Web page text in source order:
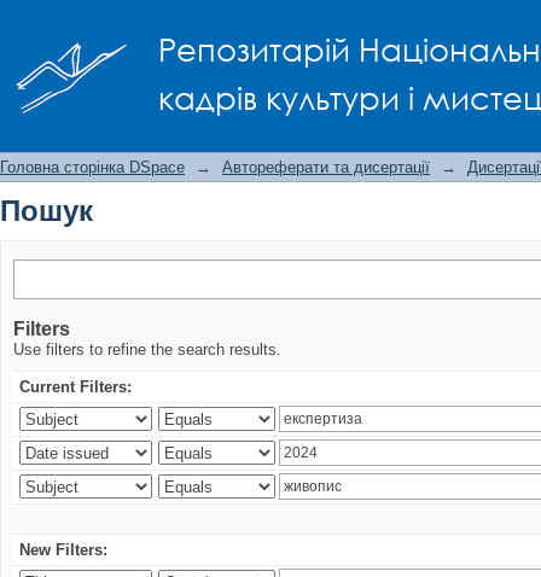
Репозитарій
кадрів культури і
Головна сторінка DSpace → Автореферати та дисертації →
Пошук
Filters
Use filters to refine the search results.
Current Filters:
New Filters: